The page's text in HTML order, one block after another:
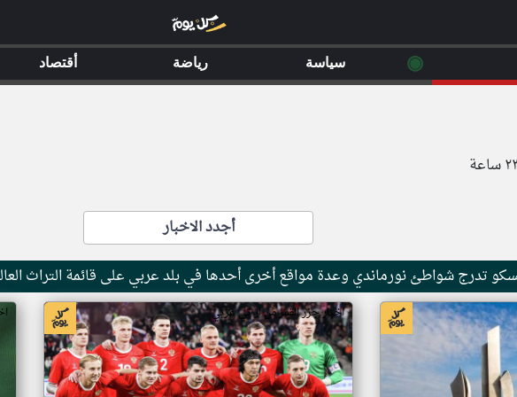
أجدد الاخبار
تدرج شواطئ نورماندي وعدة مواقع أخرى أحدها في بلد عربي على قائمة التراث
اخبار جزر القمر من ار تي عربي
◉ سياسة رياضة أقتصاد